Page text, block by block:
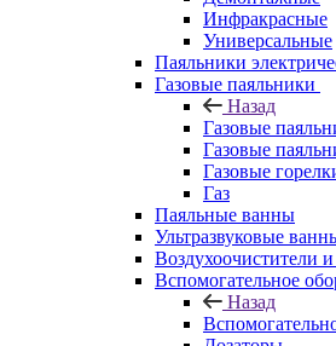
Инфракрасные
Универсальные
Паяльники
Газовые паяльники
Назад
Газовые
Газовые
Газовые
Газ
Паяльные ванны
Ультразвуковые
Воздухоочистители
Вспомогательное
Назад